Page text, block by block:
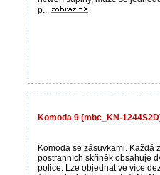
p...
Komoda 9 (mbc_KN-
Komoda se zásuvkami. Každá z
postranních skříněk obsahuje
police. Lze objednat ve více